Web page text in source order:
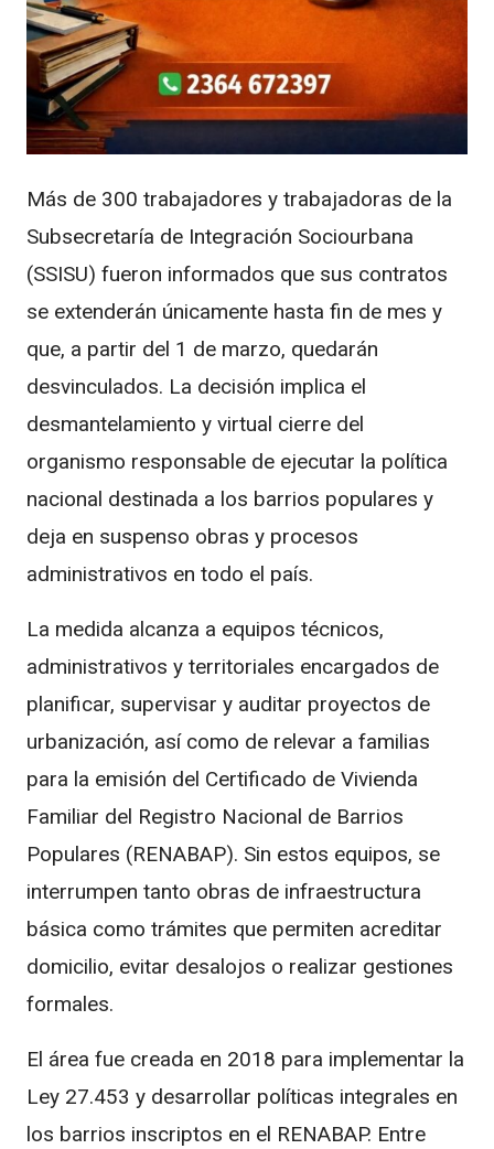
Más de 300 trabajadores y trabajadoras de la
Subsecretaría de Integración Sociourbana
(SSISU) fueron informados que sus contratos
se extenderán únicamente hasta fin de mes y
que, a partir del 1 de marzo, quedarán
desvinculados. La decisión implica el
desmantelamiento y virtual cierre del
organismo responsable de ejecutar la política
nacional destinada a los barrios populares y
deja en suspenso obras y procesos
administrativos en todo el país.
La medida alcanza a equipos técnicos,
administrativos y territoriales encargados de
planificar, supervisar y auditar proyectos de
urbanización, así como de relevar a familias
para la emisión del Certificado de Vivienda
Familiar del Registro Nacional de Barrios
Populares (RENABAP). Sin estos equipos, se
interrumpen tanto obras de infraestructura
básica como trámites que permiten acreditar
domicilio, evitar desalojos o realizar gestiones
formales.
El área fue creada en 2018 para implementar la
Ley 27.453 y desarrollar políticas integrales en
los barrios inscriptos en el RENABAP. Entre